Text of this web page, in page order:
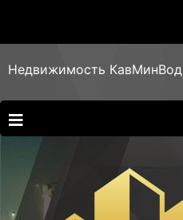
Недвижимость КавМинВод